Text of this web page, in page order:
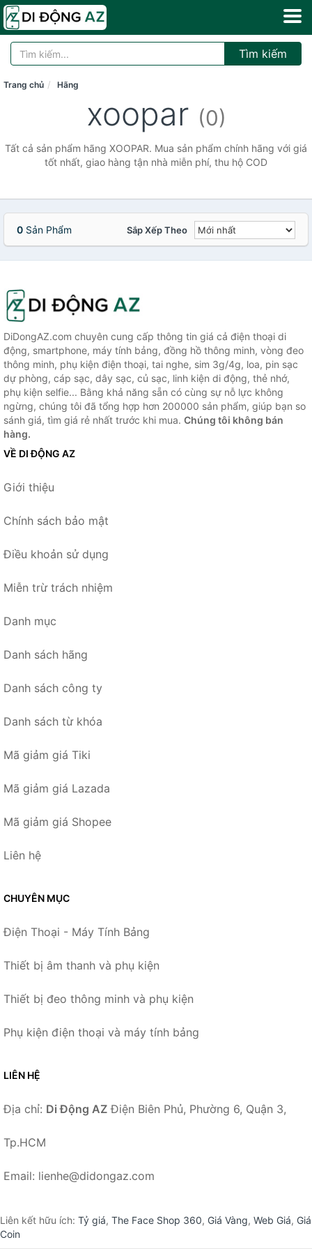
Tìm kiếm
Trang chủ Hãng
xoopar (0)
Tất cả sản phẩm hãng XOOPAR. Mua sản phẩm chính hãng với giá
tốt nhất, giao hàng tận nhà miễn phí, thu hộ COD
0 Sản Phẩm Sắp Xếp Theo
DiDongAZ.com chuyên cung cấp thông tin giá cả điện thoại di
động, smartphone, máy tính bảng, đồng hồ thông minh, vòng đeo
thông minh, phụ kiện điện thoại, tai nghe, sim 3g/4g, loa, pin sạc
dự phòng, cáp sạc, dây sạc, củ sạc, linh kiện di động, thẻ nhớ,
phụ kiện selfie... Bằng khả năng sẵn có cùng sự nỗ lực không
ngừng, chúng tôi đã tổng hợp hơn 200000 sản phẩm, giúp bạn so
sánh giá, tìm giá rẻ nhất trước khi mua. Chúng tôi không bán
hàng.
VỀ DI ĐỘNG AZ
Giới thiệu
Chính sách bảo mật
Điều khoản sử dụng
Miễn trừ trách nhiệm
Danh mục
Danh sách hãng
Danh sách công ty
Danh sách từ khóa
Mã giảm giá Tiki
Mã giảm giá Lazada
Mã giảm giá Shopee
Liên hệ
CHUYÊN MỤC
Điện Thoại - Máy Tính Bảng
Thiết bị âm thanh và phụ kiện
Thiết bị đeo thông minh và phụ kiện
Phụ kiện điện thoại và máy tính bảng
LIÊN HỆ
Địa chỉ: Di Động AZ Điện Biên Phủ, Phường 6, Quận 3,
Tp.HCM
Email: lienhe@didongaz.com
Liên kết hữu ích: Tỷ giá, The Face Shop 360, Giá Vàng, Web Giá, Giá
Coin